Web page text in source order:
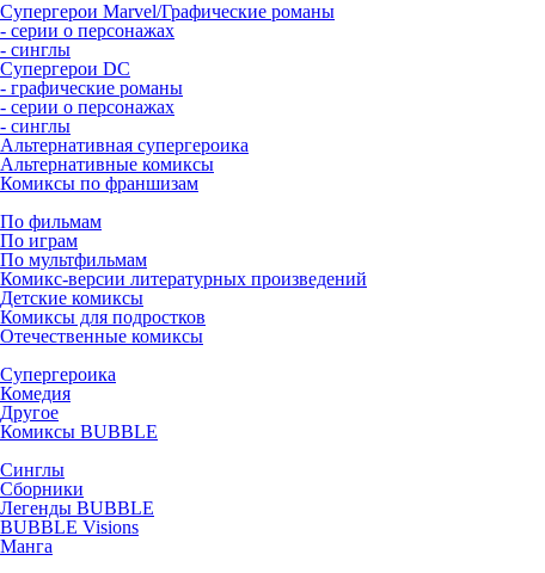
Супергерои Marvel/Графические романы
- серии о персонажах
- синглы
Супергерои DC
- графические романы
- серии о персонажах
- синглы
Альтернативная супергероика
Альтернативные комиксы
Комиксы по франшизам
По фильмам
По играм
По мультфильмам
Комикс-версии литературных произведений
Детские комиксы
Комиксы для подростков
Отечественные комиксы
Супергероика
Комедия
Другое
Комиксы BUBBLE
Синглы
Сборники
Легенды BUBBLE
BUBBLE Visions
Манга